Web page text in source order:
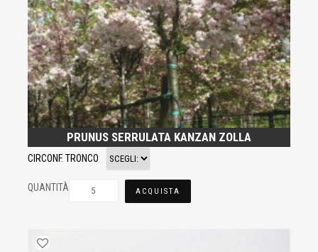
PRUNUS SERRULATA KANZAN ZOLLA
CIRCONF. TRONCO
QUANTITÀ ACQUISTA